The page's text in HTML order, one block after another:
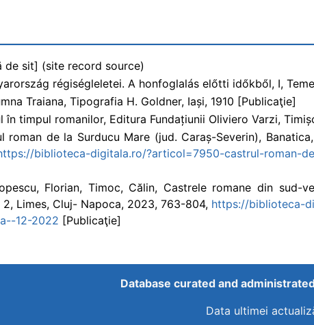
de sit] (site record source)
régiségleletei. A honfoglalás előtti időkből, I,
Traiana, Tipografia H. Goldner, Iași, 1910 [Publicaţie]
în timpul romanilor, Editura Fundațiunii Oliviero Varzi,
roman de la Surducu Mare (jud. Caraș-Severin),
biblioteca-digitala.ro/?articol=7950-castrul-roman-
Florian, Timoc, Călin, Castrele romane din
2, Limes, Cluj- Napoca, 2023, 763-804, https://biblioteca-
12-2022 [Publicaţie]
Database curated and
Data ultimei